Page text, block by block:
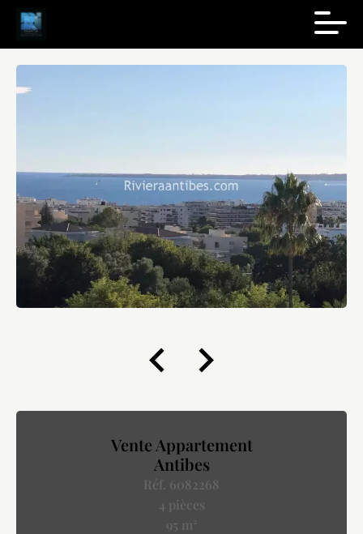
Vente Appartement
Antibes
Réf. 6082268
4 pièces
95 m²